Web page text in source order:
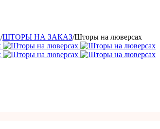
/ШТОРЫ НА ЗАКАЗ/Шторы на люверсах